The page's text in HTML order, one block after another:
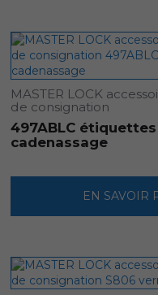
MASTER LOCK
de consignation
497ABLC
cadenassage
EN SAVOIR